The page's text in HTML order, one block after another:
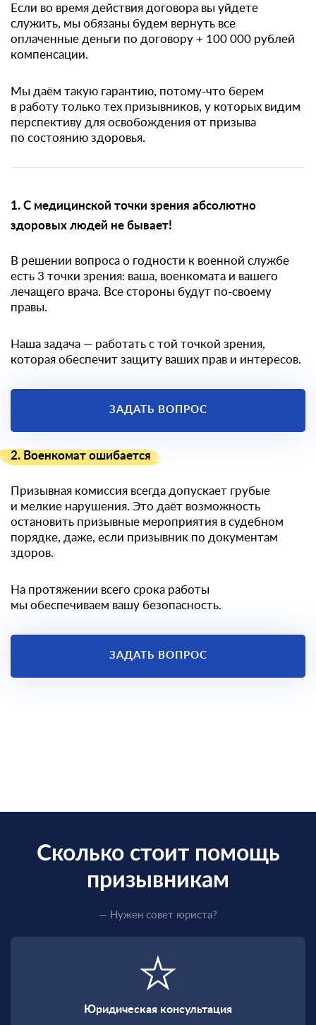
Если во время действия договора вы уйдете
служить, мы обязаны будем вернуть все
оплаченные деньги по договору + 100 000 рублей
компенсации.
Мы даём такую гарантию, потому-что берем
в работу только тех призывников, у которых видим
перспективу для освобождения от призыва
по состоянию здоровья.
1. С медицинской точки зрения абсолютно
здоровых людей не бывает!
В решении вопроса о годности к военной службе
есть 3 точки зрения: ваша, военкомата и вашего
лечащего врача. Все стороны будут по-своему
правы.
Наша задача — работать с той точкой зрения,
которая обеспечит защиту ваших прав и интересов.
ЗАДАТЬ ВОПРОС
2. Военкомат ошибается
Призывная комиссия всегда допускает грубые
и мелкие нарушения. Это даёт возможность
остановить призывные мероприятия в судебном
порядке, даже, если призывник по документам
здоров.
На протяжении всего срока работы
мы обеспечиваем вашу безопасность.
ЗАДАТЬ ВОПРОС
Сколько стоит помощь
призывникам
— Нужен совет юриста?
Юридическая консультация